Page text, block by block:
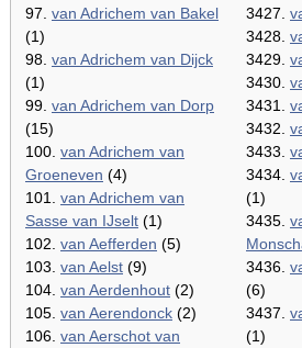
97. van Adrichem van Bakel
(1)
98. van Adrichem van Dijck
(1)
99. van Adrichem van Dorp
(15)
100. van Adrichem van
Groeneven (4)
101. van Adrichem van
Sasse van IJselt (1)
102. van Aefferden (5)
103. van Aelst (9)
104. van Aerdenhout (2)
105. van Aerendonck (2)
106. van Aerschot van
3427.
3428.
3429.
3430.
3431.
3432.
3433.
3434.
(1)
3435.
3436.
(6)
3437.
(1)